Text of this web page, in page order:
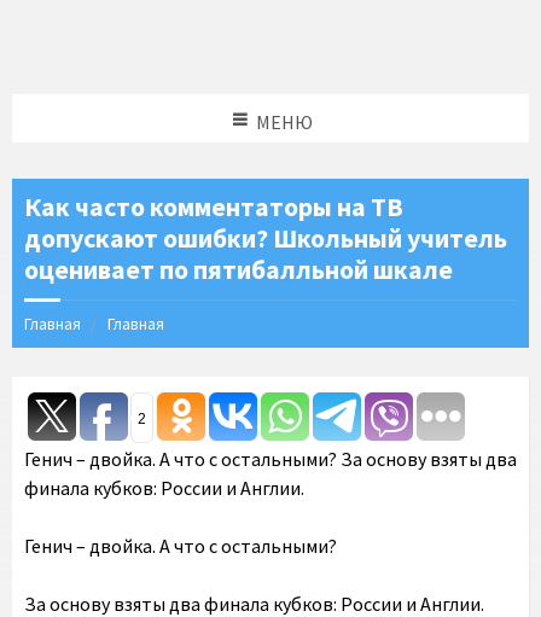
МЕНЮ
Как часто комментаторы на ТВ
допускают ошибки? Школьный учитель
оценивает по пятибалльной шкале
Главная Главная
2
Генич – двойка. А что с остальными? За основу взяты два
финала кубков: России и Англии.
Генич – двойка. А что с остальными?
За основу взяты два финала кубков: России и Англии.